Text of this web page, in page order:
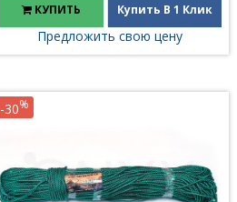
КУПИТЬ Купить В 1 Клик
Предложить свою цену
-30%